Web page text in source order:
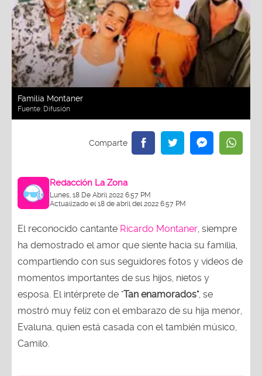
Familia Montaner
Fuente: Difusión
Redacción La Zona
Lunes, 18 De Abril 2022 6:57 PM
Actualizado el 18 de abril del 2022 6:57 PM
El reconocido cantante Ricardo Montaner , siempre
ha demostrado el amor que siente hacia su familia,
compartiendo con sus seguidores fotos y videos de
momentos importantes de sus hijos, nietos y
esposa. El intérprete de "Tan enamorados", se
mostró muy feliz con el embarazo de su hija menor,
Evaluna, quien está casada con el también músico,
Camilo.